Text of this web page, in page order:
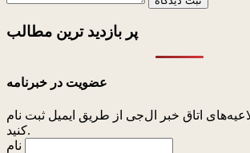
پر بازدید ترین مطالب
عضویت در خبرنامه
اتاق خبر ال‌جی از طریق ایمیل ثبت نام
کنید.
نام